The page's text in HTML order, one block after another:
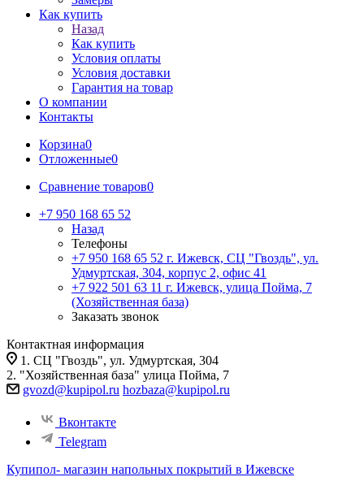
Как купить
Назад
Как купить
Условия оплаты
Условия доставки
Гарантия на товар
О компании
Контакты
Корзина0
Отложенные0
Сравнение товаров0
+7 950 168 65 52
Назад
Телефоны
+7 950 168 65 52 г. Ижевск, СЦ "Гвоздь", ул.
Удмуртская, 304, корпус 2, офис 41
+7 922 501 63 11 г. Ижевск, улица Пойма, 7
(Хозяйственная база)
Заказать звонок
Контактная информация
1. СЦ "Гвоздь", ул. Удмуртская, 304
2. "Хозяйственная база" улица Пойма, 7
gvozd@kupipol.ru hozbaza@kupipol.ru
Вконтакте
Telegram
Купипол- магазин напольных покрытий в Ижевске